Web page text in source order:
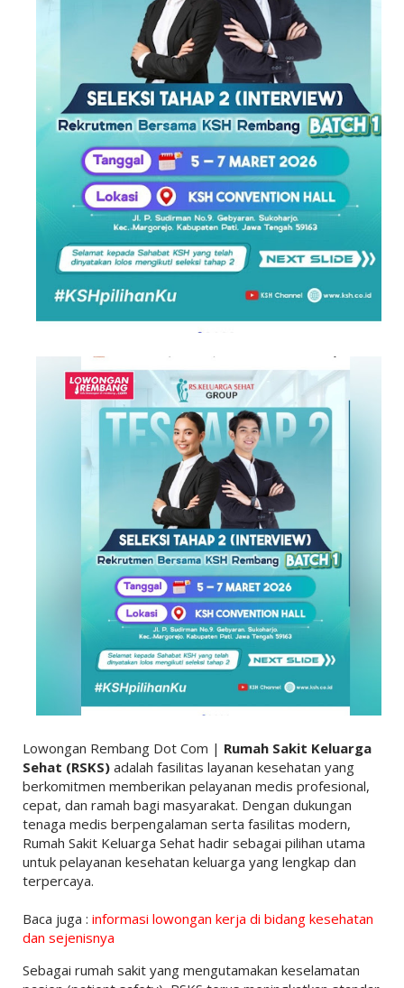
Lowongan Rembang Dot Com | Rumah Sakit Keluarga
Sehat (RSKS)adalah fasilitas layanan kesehatan yang
berkomitmen memberikan pelayanan medis profesional,
cepat, dan ramah bagi masyarakat. Dengan dukungan
tenaga medis berpengalaman serta fasilitas modern,
Rumah Sakit Keluarga Sehat hadir sebagai pilihan utama
untuk pelayanan kesehatan keluarga yang lengkap dan
terpercaya.
Baca juga : informasi lowongan kerja di bidang kesehatan
dan sejenisnya
Sebagai rumah sakit yang mengutamakan keselamatan